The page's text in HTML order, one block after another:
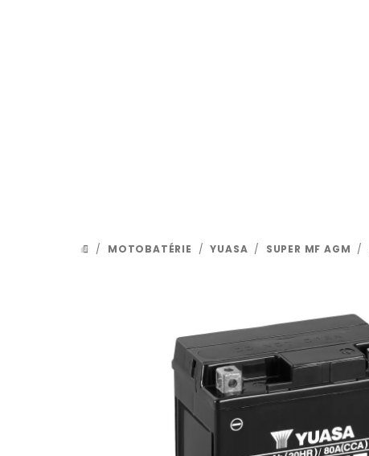
DOMOV
/ MOTOBATÉRIE / YUASA / SUPER MF AGM /